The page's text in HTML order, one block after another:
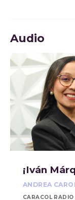
Audio
¡Iván
ANDREA
CARACOL RADIO